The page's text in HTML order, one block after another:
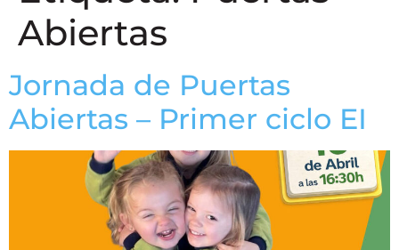
Abiertas
Jornada de Puertas
Abiertas – Primer ciclo EI